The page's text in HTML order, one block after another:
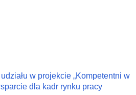
w projekcie „Kompetentni w
dla kadr rynku pracy